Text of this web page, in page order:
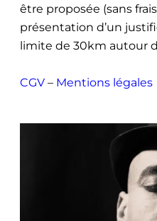
être proposée (sans
présentation d’un
limite de 30km autour
CGV – Mentions légales